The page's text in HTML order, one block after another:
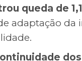
queda de
adaptação